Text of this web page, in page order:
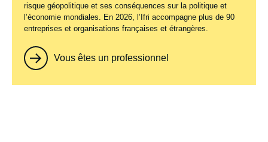
risque géopolitique et ses conséquences sur la politique et
l’économie mondiales. En 2026, l’Ifri accompagne plus de 90
entreprises et organisations françaises et étrangères.
Vous êtes un professionnel